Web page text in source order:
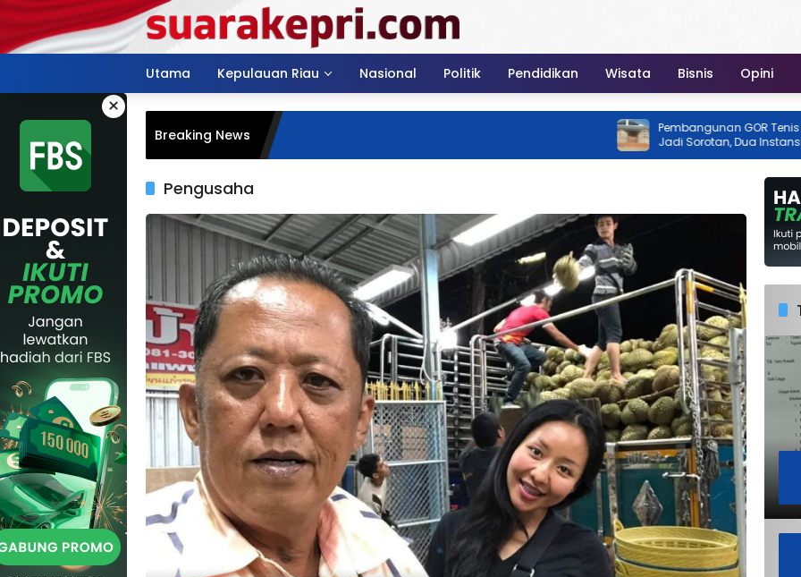
Langsung
konten
Utama
Kepulauan Riau Nasional Politik Pendidikan Wisata Bisnis Opini
×
Breaking News
Pembangunan GOR Tenis Rimba
Jadi Sorotan, Dua Instansi Klaim
Ada Izin
Pengusaha